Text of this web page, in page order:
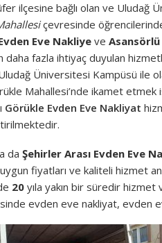
ilçesine bağlı olan ve Uludağ
çevresinde
Eve Nakliye ve Asansörlü
daha fazla ihtiyaç duyulan
Üniversitesi Kampüsü ile
Mahallesi’nde ikamet
Görükle Evden Eve Nakliyat
da Şehirler Arası Evden Eve
fiyatları ve kaliteli hizmet
20 yıla yakın bir süredir
evden eve nakliyat, evden